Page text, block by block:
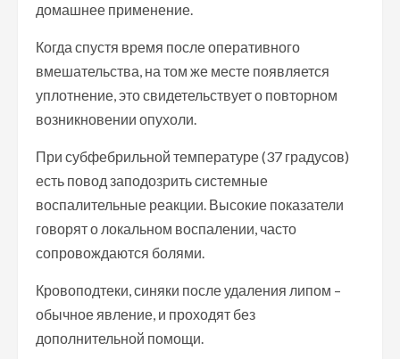
домашнее применение.
Когда спустя время после оперативного
вмешательства, на том же месте появляется
уплотнение, это свидетельствует о повторном
возникновении опухоли.
При субфебрильной температуре (37 градусов)
есть повод заподозрить системные
воспалительные реакции. Высокие показатели
говорят о локальном воспалении, часто
сопровождаются болями.
Кровоподтеки, синяки после удаления липом –
обычное явление, и проходят без
дополнительной помощи.